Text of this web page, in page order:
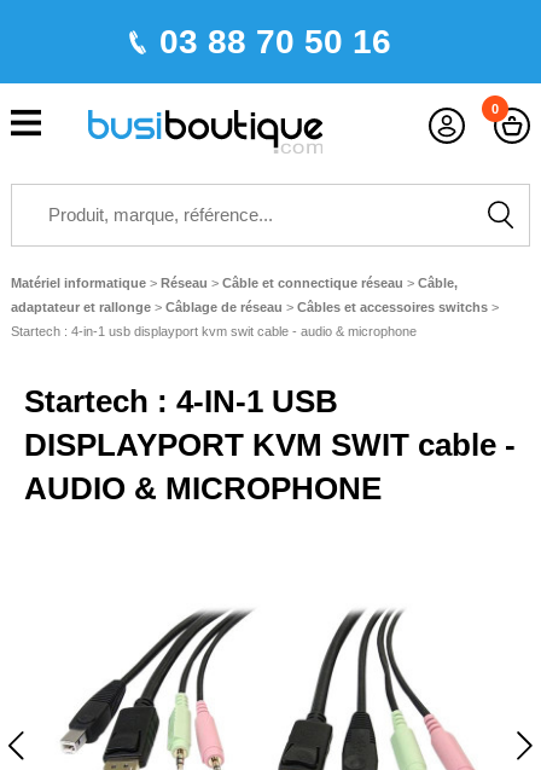
03 88 70 50 16
0
Matériel informatique > Réseau > Câble et connectique réseau > Câble,
adaptateur et rallonge > Câblage de réseau > Câbles et accessoires switchs>
Startech : 4-in-1 usb displayport kvm swit cable - audio & microphone
Startech : 4-IN-1 USB
DISPLAYPORT KVM SWIT cable -
AUDIO & MICROPHONE